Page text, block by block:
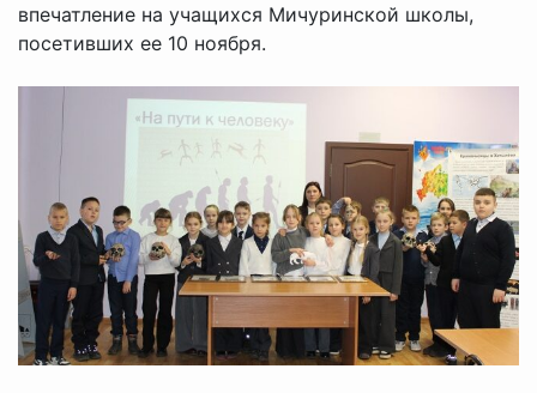
впечатление на учащихся Мичуринской школы,
посетивших ее 10 ноября.